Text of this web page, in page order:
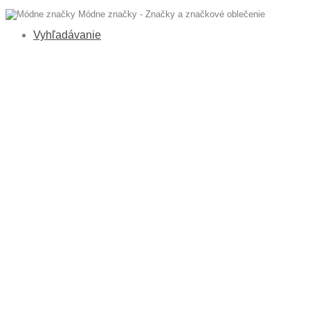
Módne značky - Značky a značkové oblečenie
Vyhľadávanie